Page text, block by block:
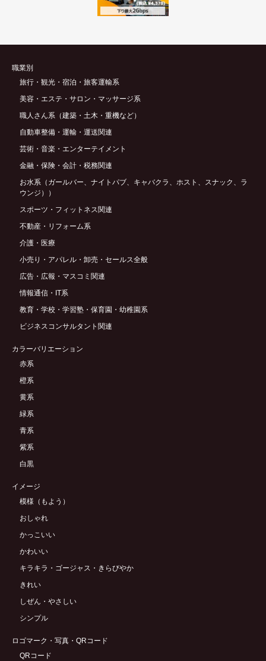
職業別
旅行・観光・宿泊・旅客運輸系
美容・エステ・サロン・マッサージ系
職人さん系（建築・土木・重機など）
自動車整備・運輸・運送関連
芸術・音楽・エンターテイメント
金融・保険・会計・税務関連
お水系（ガールバー、ナイトパブ、キャバクラ、ホスト、スナック、ラ
ウンジ））
スポーツ・フィットネス関連
不動産・リフォーム系
介護・医療
小売り・アパレル・卸売・セールス全般
広告・広報・マスコミ関連
情報通信・IT系
教育・学校・学習塾・保育園・幼稚園系
ビジネスコンサルタント関連
カラーバリエーション
赤系
橙系
黄系
緑系
青系
紫系
白黒
イメージ
模様（もよう）
おしゃれ
かっこいい
かわいい
キラキラ・ゴージャス・きらびやか
きれい
しぜん・やさしい
シンプル
ロゴマーク・写真・QRコード
QRコード